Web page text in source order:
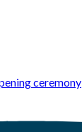
ceremony